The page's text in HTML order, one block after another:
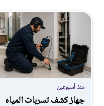
منذ أسبوعين
جهاز كشف تسربات المياه